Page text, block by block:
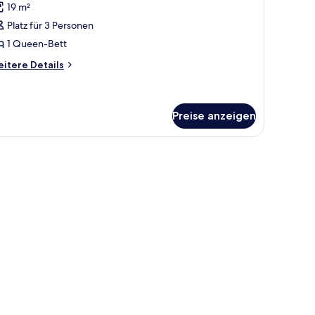
19 m²
Platz für 3 Personen
1 Queen-Bett
Details
Preise anzeigen